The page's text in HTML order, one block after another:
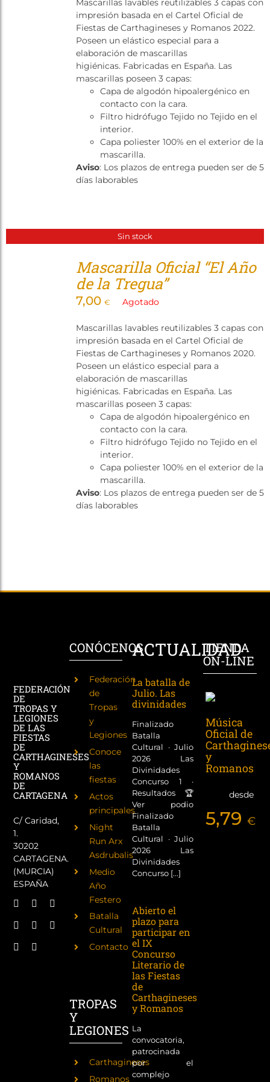
Tienda
Mascarillas lavables reutilizables 3 capas con
impresión basada en el Cartel Oficial de
Fiestas de Carthagineses y Romanos 2022.
Poseen un elástico especial para a
elaboración de mascarillas
higiénicas. Fabricadas en España. Las
mascarillas poseen 3 capas:
Capa de algodón hipoalergénico en
contacto con la cara.
Filtro hidrófugo Tejido no Tejido en el
interior.
Capa poliester 100% en el exterior de la
mascarilla.
Aviso: Los plazos de entrega pueden ser de 5
días laborables
Sin stock
Mascarilla Oficial “El Año
de la Tregua”
7,00 € Agotado
Mascarillas lavables reutilizables 3 capas con
impresión basada en el Cartel Oficial de
Fiestas de Carthagineses y Romanos 2020.
Poseen un elástico especial para a
elaboración de mascarillas
higiénicas. Fabricadas en España. Las
mascarillas poseen 3 capas:
Capa de algodón hipoalergénico en
contacto con la cara.
Filtro hidrófugo Tejido no Tejido en el
interior.
Capa poliester 100% en el exterior de la
mascarilla.
Aviso: Los plazos de entrega pueden ser de 5
días laborables
FEDERACIÓN
DE
TROPAS Y
LEGIONES
DE LAS
FIESTAS
DE
CARTHAGINESES
Y
ROMANOS
DE
CARTAGENA
C/ Caridad,
1.
30202
CARTAGENA.
(MURCIA)
ESPAÑA
CONÓCENOS
Federación
de
Tropas
y
Legiones
Conoce
las
fiestas
Actos
principales
Night
Run Arx
Asdrubalis
Medio
Año
Festero
Batalla
Cultural
Contacto
TROPAS
Y
LEGIONES
Carthagineses
Romanos
ACTUALIDAD
La batalla de
Julio. Las
divinidades
Finalizado
Batalla
Cultural · Julio
2026 Las
Divinidades
Concurso 1 ·
Resultados 🏆
Ver podio
Finalizado
Batalla
Cultural · Julio
2026 Las
Divinidades
Concurso [...]
Abierto el
plazo para
participar en
el IX
Concurso
Literario de
las Fiestas
de
Carthagineses
y Romanos
La
convocatoria,
patrocinada
por el
complejo
TIENDA
ON-LINE
Música
Oficial de
y
Romanos
desde
5,79€